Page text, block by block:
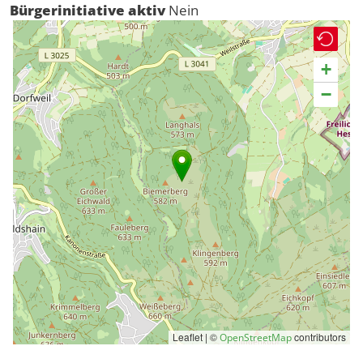
Bürgerinitiative aktiv Nein
+
−
Leaflet | ©OpenStreetMapcontributors